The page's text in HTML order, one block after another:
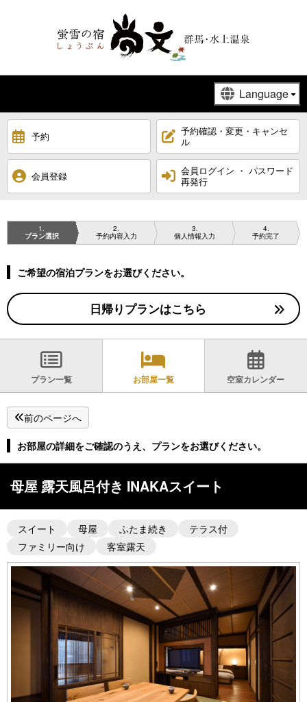
予約
予約確認・変更・キャンセ
ル
会員登録
会員ログイン ・ パスワード
再発行
1
プラン選択
2
予約内容入力
3
個人情報入力
4
予約完了
ご希望の宿泊プランをお選びください。
日帰りプランはこちら
プラン一覧 お部屋一覧 空室カレンダー
前のページへ
お部屋の詳細をご確認のうえ、プランをお選びください。
母屋 露天風呂付き INAKAスイート
スイート 母屋 ふたま続き
テラス付
ファミリー向け
客室露天